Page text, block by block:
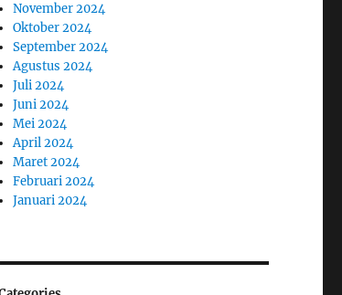
November 2024
Oktober 2024
September 2024
Agustus 2024
Juli 2024
Juni 2024
Mei 2024
April 2024
Maret 2024
Februari 2024
Januari 2024